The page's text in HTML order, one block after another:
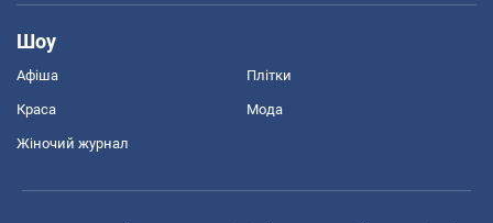
Шоу
Афіша Плітки
Краса Мода
Жіночий журнал